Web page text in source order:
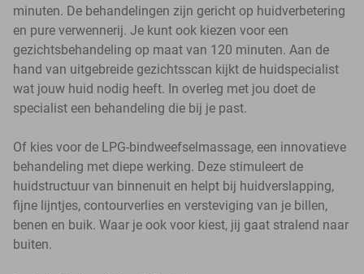
minuten. De behandelingen zijn gericht op huidverbetering
en pure verwennerij. Je kunt ook kiezen voor een
gezichtsbehandeling op maat van 120 minuten. Aan de
hand van uitgebreide gezichtsscan kijkt de huidspecialist
wat jouw huid nodig heeft. In overleg met jou doet de
specialist een behandeling die bij je past.
Of kies voor de LPG-bindweefselmassage, een innovatieve
behandeling met diepe werking. Deze stimuleert de
huidstructuur van binnenuit en helpt bij huidverslapping,
fijne lijntjes, contourverlies en versteviging van je billen,
benen en buik. Waar je ook voor kiest, jij gaat stralend naar
buiten.